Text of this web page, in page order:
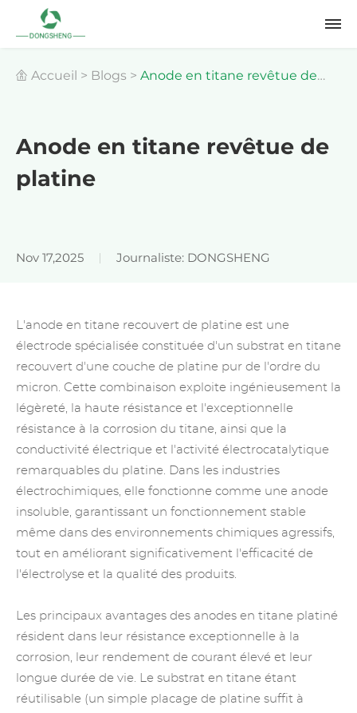
Accueil > Blogs > Anode en titane revêtue de
Anode en titane revêtue de
platine
Nov 17,2025 Journaliste: DONGSHENG
L'anode en titane recouvert de platine est une
électrode spécialisée constituée d'un substrat en titane
recouvert d'une couche de platine pur de l'ordre du
micron. Cette combinaison exploite ingénieusement la
légèreté, la haute résistance et l'exceptionnelle
résistance à la corrosion du titane, ainsi que la
conductivité électrique et l'activité électrocatalytique
remarquables du platine. Dans les industries
électrochimiques, elle fonctionne comme une anode
insoluble, garantissant un fonctionnement stable
même dans des environnements chimiques agressifs,
tout en améliorant significativement l'efficacité de
l'électrolyse et la qualité des produits.
Les principaux avantages des anodes en titane platiné
résident dans leur résistance exceptionnelle à la
corrosion, leur rendement de courant élevé et leur
longue durée de vie. Le substrat en titane étant
réutilisable (un simple placage de platine suffit à